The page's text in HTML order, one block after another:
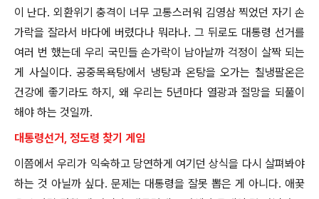
이 난다. 외환위기 충격이 너무 고통스러워 김영삼 찍었던 자기 손
가락을 잘라서 바다에 버렸다나 뭐라나. 그 뒤로도 대통령 선거를
여러 번 했는데 우리 국민들 손가락이 남아날까 걱정이 살짝 되는
게 사실이다. 공중목욕탕에서 냉탕과 온탕을 오가는 칠냉팔온은
건강에 좋기라도 하지, 왜 우리는 5년마다 열광과 절망을 되풀이
해야 하는 것일까.
대통령선거, 정도령 찾기 게임
이쯤에서 우리가 익숙하고 당연하게 여기던 상식을 다시 살펴봐야
하는 것 아닐까 싶다. 문제는 대통령을 잘못 뽑은 게 아니다. 애꿎